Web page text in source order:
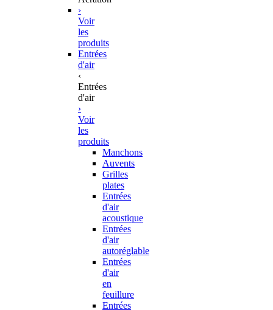
›
Voir
les
produits
Entrées
d'air
‹
Entrées
d'air
›
Voir
les
produits
Manchons
Auvents
Grilles
plates
Entrées
d'air
acoustique
Entrées
d'air
autoréglable
Entrées
d'air
en
feuillure
Entrées